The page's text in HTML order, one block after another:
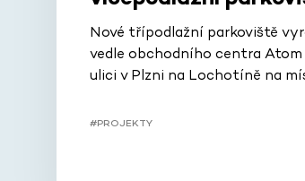
Nové třípodlažní parkoviště
vedle obchodního centra Atom
ulici v Plzni na Lochotíně na
#PROJEKTY